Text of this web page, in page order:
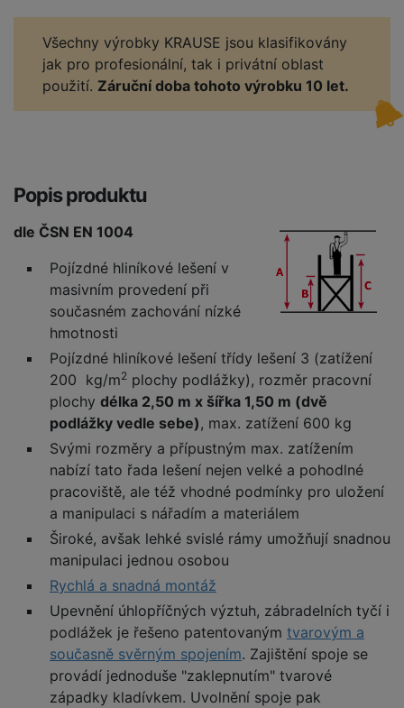
Všechny výrobky KRAUSE jsou klasifikovány
jak pro profesionální, tak i privátní oblast
použití. Záruční doba tohoto výrobku 10 let.
Popis produktu
dle ČSN EN 1004
Pojízdné hliníkové lešení v
masivním provedení při
současném zachování nízké
hmotnosti
Pojízdné hliníkové lešení třídy lešení 3 (zatížení
200 kg/m2 plochy podlážky), rozměr pracovní
plochy délka 2,50 m x šířka 1,50 m (dvě
podlážky vedle sebe), max. zatížení 600 kg
Svými rozměry a přípustným max. zatížením
nabízí tato řada lešení nejen velké a pohodlné
pracoviště, ale též vhodné podmínky pro uložení
a manipulaci s nářadím a materiálem
Široké, avšak lehké svislé rámy umožňují snadnou
manipulaci jednou osobou
Rychlá a snadná montáž
Upevnění úhlopříčných výztuh, zábradelních tyčí i
podlážek je řešeno patentovaným tvarovým a
současně svěrným spojením. Zajištění spoje se
provádí jednoduše "zaklepnutím" tvarové
západky kladívkem. Uvolnění spoje pak